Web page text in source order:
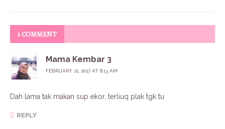
1 COMMENT
Mama Kembar 3
FEBRUARY 21, 2017 AT 8:13 AM
Dah lama tak makan sup ekor, terliuq plak tgk tu
REPLY